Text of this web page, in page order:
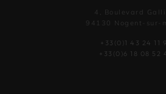
4, Boulevard
94130 Nogent-sur-
+33(0)1 43 24 11
+33(0)6 18 08 52